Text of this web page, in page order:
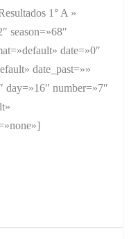
1° A »
season=»68″
date=»0″
date_past=»»
day=»16″ number=»7″